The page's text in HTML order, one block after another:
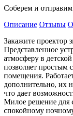
Соберем и
Описание Отзывы
Закажите проектор
Представленное
атмосферу в
позволяет простым
помещения.
дополнительно, их
что дает
Милое решение для
спокойному